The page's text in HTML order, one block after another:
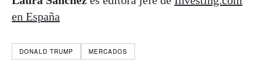
en España
DONALD TRUMP MERCADOS